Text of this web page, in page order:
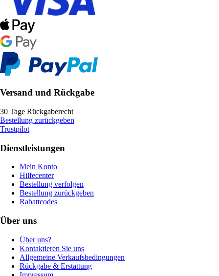
Versand und Rückgabe
30 Tage Rückgaberecht
Bestellung zurückgeben
Trustpilot
Dienstleistungen
Mein Konto
Hilfecenter
Bestellung verfolgen
Bestellung zurückgeben
Rabattcodes
Über uns
Über uns?
Kontaktieren Sie uns
Allgemeine Verkaufsbedingungen
Rückgabe & Erstattung